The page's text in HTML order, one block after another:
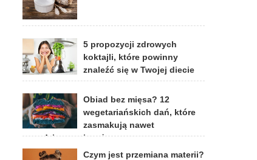
5 propozycji zdrowych
koktajli, które powinny
znaleźć się w Twojej diecie
Obiad bez mięsa? 12
wegetariańskich dań, które
zasmakują nawet
prawdziwym mięsożercom
Czym jest przemiana materii?